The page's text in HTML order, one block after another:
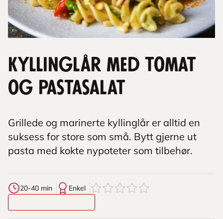
Kyllinglår med tomat
og pastasalat
Grillede og marinerte kyllinglår er alltid en
suksess for store som små. Bytt gjerne ut
pasta med kokte nypoteter som tilbehør.
20-40 min Enkel 0av5stjerner